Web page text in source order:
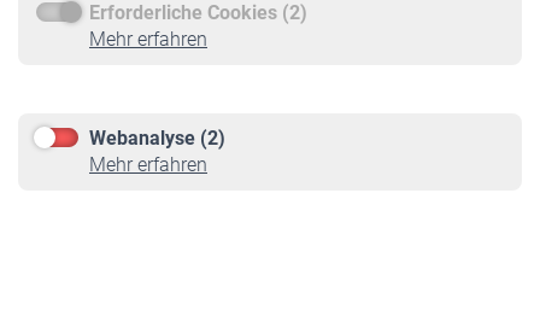
Erforderliche Cookies (2)
Mehr erfahren
Webanalyse (2)
Mehr erfahren
Service
Informationen
Online-Rechner
VBLnewsletter